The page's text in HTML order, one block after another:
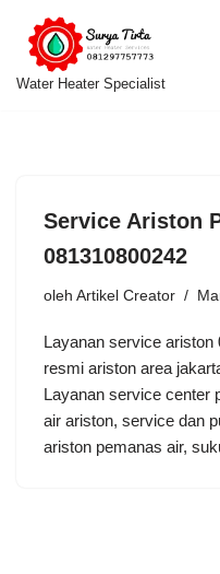
Lompat
ke
Water Heater Specialist
Service Ariston
081310800242
oleh Artikel Creator
Layanan service ariston
resmi ariston area
Layanan service center
air ariston, service dan
ariston pemanas air,